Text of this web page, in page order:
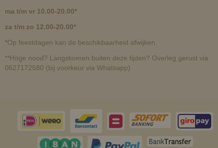
ma t/m vr 10.00-20.00*
za t/m zo 12.00-20.00*
*Op feestdagen kan de beschikbaarheid afwijken.
**Hoge nood? Langskomen buiten deze tijden? Overleg gerust via
0627172580 (bij voorkeur via Whatsapp)